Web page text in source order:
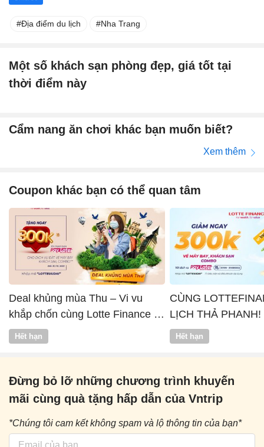
Địa điểm du lịch Nha Trang
Một số khách sạn phòng đẹp, giá tốt tại
thời điểm này
Cẩm nang ăn chơi khác bạn muốn biết?
Xem thêm
Coupon khác bạn có thể quan tâm
Deal khủng mùa Thu – Vi vu
khắp chốn cùng Lotte Finance x
Vntrip
Hết hạn
CÙNG
LỊCH THẢ PHANH!
Hết hạn
Đừng bỏ lỡ những chương trình khuyến
mãi cùng quà tặng hấp dẫn của Vntrip
*Chúng tôi cam kết không spam và lộ thông tin của bạn*